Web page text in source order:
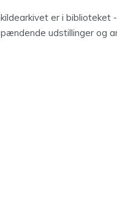
er i biblioteket
udstillinger og